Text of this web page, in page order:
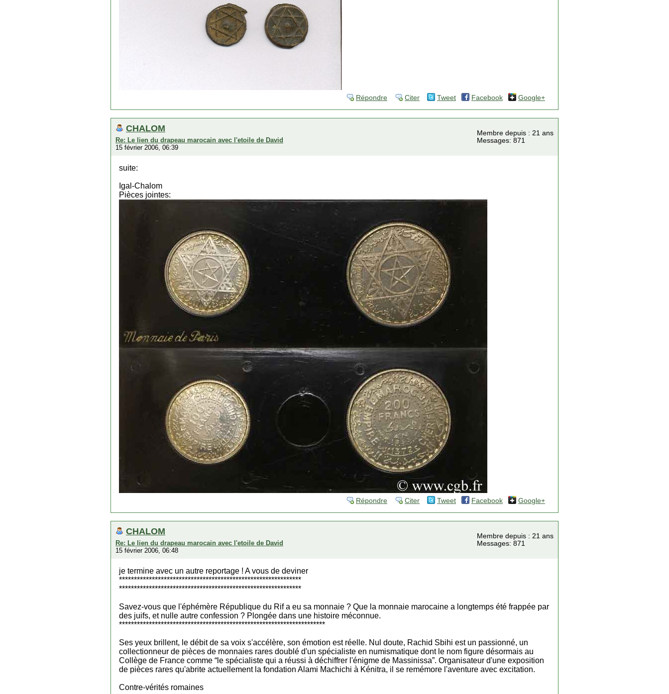
Répondre Citer Tweet Facebook Google+
CHALOM
Re: Le lien du drapeau marocain avec l'etoile de David
15 février 2006, 06:39
Membre depuis : 21 ans
Messages: 871
suite:
Igal-Chalom
Pièces jointes:
Répondre Citer Tweet Facebook Google+
CHALOM
Re: Le lien du drapeau marocain avec l'etoile de David
15 février 2006, 06:48
Membre depuis : 21 ans
Messages: 871
je termine avec un autre reportage ! A vous de deviner
*************************************************************
*************************************************************
Savez-vous que l'éphémère République du Rif a eu sa monnaie ? Que la monnaie marocaine a longtemps été frappée par
des juifs, et nulle autre confession ? Plongée dans une histoire méconnue.
*********************************************************************
Ses yeux brillent, le débit de sa voix s'accélère, son émotion est réelle. Nul doute, Rachid Sbihi est un passionné, un
collectionneur de pièces de monnaies rares doublé d'un spécialiste en numismatique dont le nom figure désormais au
Collège de France comme “le spécialiste qui a réussi à déchiffrer l'énigme de Massinissa”. Organisateur d'une exposition
de pièces rares qu'abrite actuellement la fondation Alami Machichi à Kénitra, il se remémore l'aventure avec excitation.
Contre-vérités romaines